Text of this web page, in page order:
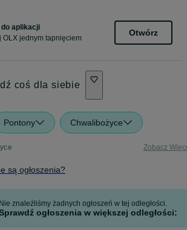
do aplikacji
OLX jednym tapnięciem
Otwórz
coś dla siebie
Pontony Chwalibożyce
Zobacz
są ogłoszenia?
Nie znaleźliśmy żadnych ogłoszeń w tej odległości.
ogłoszenia w większej odległości: